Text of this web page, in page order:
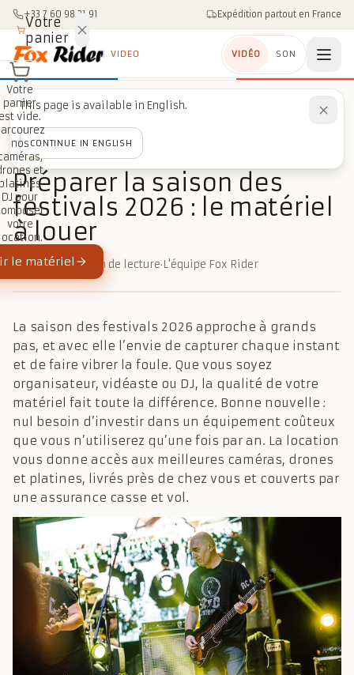
Aller au contenu
+33 7 60 98 21 91 Expédition partout en France
VIDEO VIDÉO SON
Accueil/Blog/ Événementiel
/
ÉVÉNEMENTIEL
Préparer la saison des
festivals 2026 : le matériel
à louer
13 mai 2026 3 min de lecture·L'équipe Fox Rider
La saison des festivals 2026 approche à grands
pas, et avec elle l’envie de capturer chaque instant
et de faire vibrer la foule. Que vous soyez
organisateur, vidéaste ou DJ, la qualité de votre
matériel fait toute la différence. Bonne nouvelle :
nul besoin d’investir dans un équipement coûteux
que vous n’utiliserez qu’une fois par an. La location
vous donne accès aux meilleures caméras, drones
et platines, livrés près de chez vous et couverts par
une assurance casse et vol.
Votre
panier
Votre
panier
vide.
nos
et
DJ pour
votre
le matériel
This page is available in English.
CONTINUE IN ENGLISH